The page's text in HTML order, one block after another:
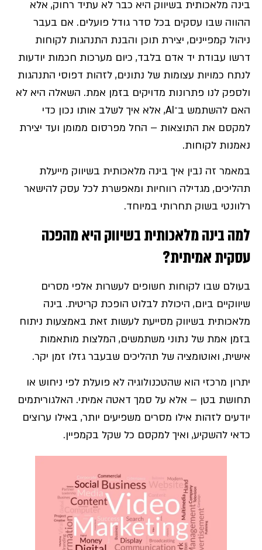
בינה מלאכותית בשיווק היא כבר לא עתיד רחוק, אלא
ההווה שבו עסקים בכל סדר גודל פועלים. אם בעבר
ניהול קמפיינים, יצירת תוכן והבנת התנהגות לקוחות
דרשו עבודת יד אדם בלבד, כיום מערכות חכמות יודעות
לנתח כמויות עצומות של נתונים, לזהות דפוסי התנהגות
ולספק לנו פתרונות מדויקים בזמן אמת. השאלה היא לא
האם להשתמש ב־AI, אלא איך לשלב אותו נכון כדי
למקסם את התוצאות – החל מפרסום ממומן ועד יצירת
נאמנות לקוחות.
במאמר זה נבין איך בינה מלאכותית בשיווק מייעלת
תהליכים, מגדילה רווחיות ומאפשרת לכל עסק להישאר
רלוונטי בשוק תחרותי במיוחד.
למה בינה מלאכותית בשיווק היא מהפכה
עסקית אמיתית?
בעולם שבו לקוחות חשופים לעשרות אלפי מסרים
שיווקיים ביום, היכולת לבלוט הופכת קריטית. בינה
מלאכותית בשיווק מסייעת לעשות זאת באמצעות ניתוח
בזמן אמת של נתוני משתמשים, המלצות מותאמות
אישית, ואוטומציה של תהליכים שבעבר גזלו זמן יקר.
יתרון מרכזי הוא שהטכנולוגיה לא פועלת לפי ניחוש או
תחושת בטן – אלא על סמך דאטה אמיתי. האלגוריתמים
יודעים לזהות אילו מסרים משפיעים יותר, באילו ערוצים
כדאי להשקיע, ואיך למקסם כל שקל בקמפיין.